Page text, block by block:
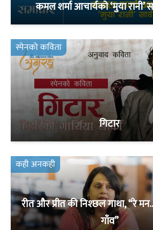
कमल शर्मा आचार्यको ‘मुया रानी’
स्पेनको कविता
गिटार
कही अनकही
रीत और प्रीत की निश्छल गाथा, “रे
गाँव”